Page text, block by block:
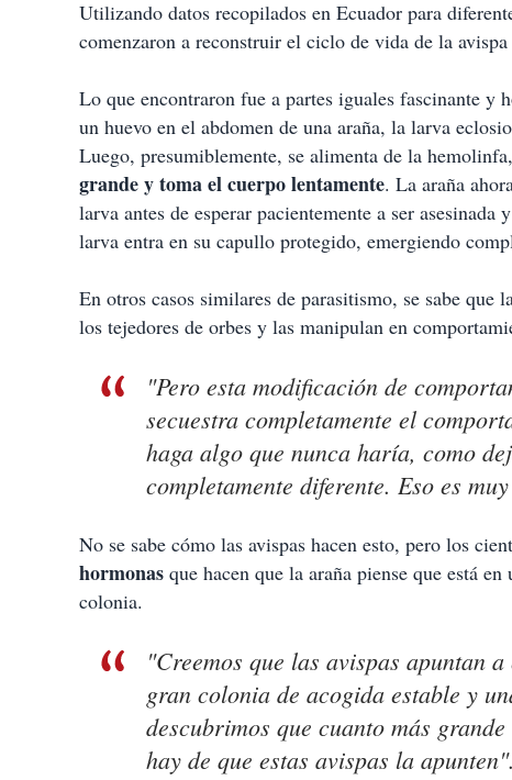
Utilizando datos recopilados en Ecuador para
comenzaron a reconstruir el ciclo de vida de la
Lo que encontraron fue a partes iguales fascinante y
un huevo en el abdomen de una araña, la larva
Luego, presumiblemente, se alimenta de la
grande y toma el cuerpo lentamente. La araña
larva antes de esperar pacientemente a ser
larva entra en su capullo protegido, emergiendo
En otros casos similares de parasitismo, se sabe que
los tejedores de orbes y las manipulan en
"Pero esta modificación de
secuestra completamente el
haga algo que nunca haría, como
completamente diferente. Eso es
No se sabe cómo las avispas hacen esto, pero los
hormonas que hacen que la araña piense que está
colonia.
"Creemos que las avispas apuntan
gran colonia de acogida estable y
descubrimos que cuanto más
hay de que estas avispas la apunten".